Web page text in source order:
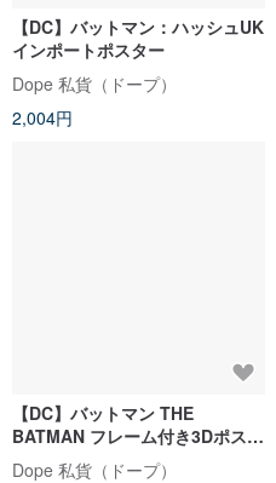
【DC】バットマン：ハッシュUK
インポートポスター
Dope 私貨（ドープ）
2,004円
【DC】バットマン THE
BATMAN フレーム付き3Dポスタ
ー（VENGENCE）
Dope 私貨（ドープ）